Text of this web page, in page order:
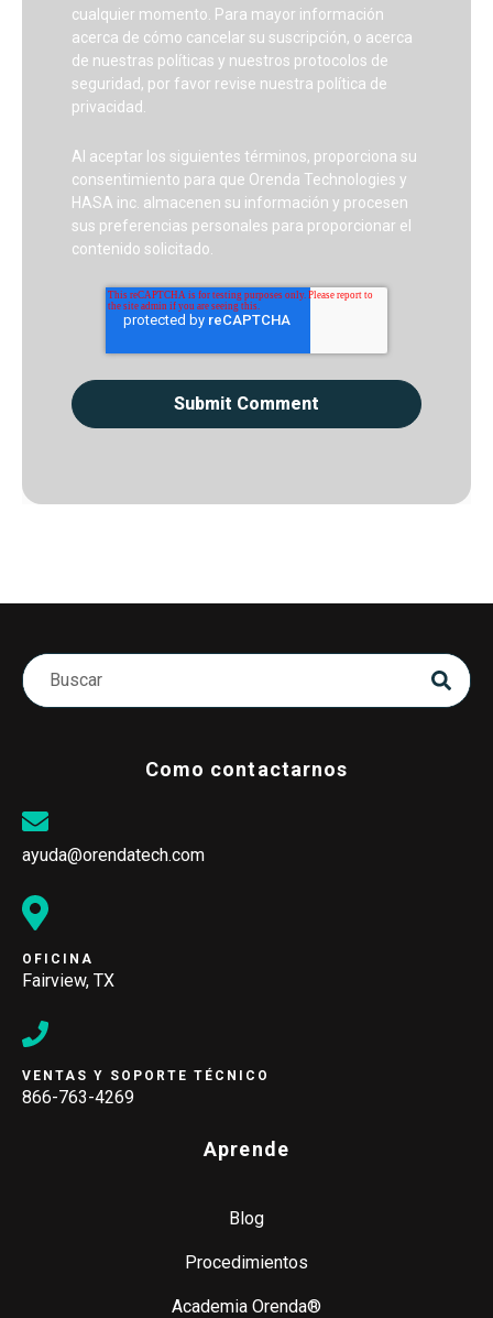
cualquier momento. Para mayor información
acerca de cómo cancelar su suscripción, o acerca
de nuestras políticas y nuestros protocolos de
seguridad, por favor revise nuestra política de
privacidad.
Al aceptar los siguientes términos, proporciona su
consentimiento para que Orenda Technologies y
HASA inc. almacenen su información y procesen
sus preferencias personales para proporcionar el
contenido solicitado.
Como contactarnos
ayuda@orendatech.com
OFICINA
Fairview, TX
VENTAS Y SOPORTE TÉCNICO
866-763-4269
Aprende
Blog
Procedimientos
Academia Orenda®